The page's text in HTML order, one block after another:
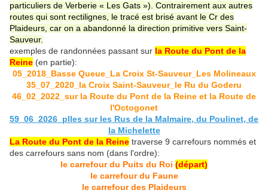
particuliers de Verberie « Les Gats »). Contrairement aux autres
routes qui sont rectilignes, le tracé est brisé avant le Cr des
Plaideurs, car on a abandonné la direction primitive vers Saint-
Sauveur.
exemples de randonnées passant sur la Route du Pont de la
Reine (en partie):
05_2018_Basse Queue_La Croix St-Sauveur_Les Molineaux
35_07_2020_la Croix Saint-Sauveur_le Ru du Goderu
46_02_2022_sur la Route du Pont de la Reine et la Route de
l'Octogonet
59_06_2026_plles sur les Rus de la Malmaire, du Poulinet, de
la Michelette
La Route du Pont de la Reine traverse 9 carrefours nommés et
des carrefours sans nom (dans l'ordre):
le carrefour du Puits du Roi (départ)
le carrefour du Faune
le carrefour des Plaideurs